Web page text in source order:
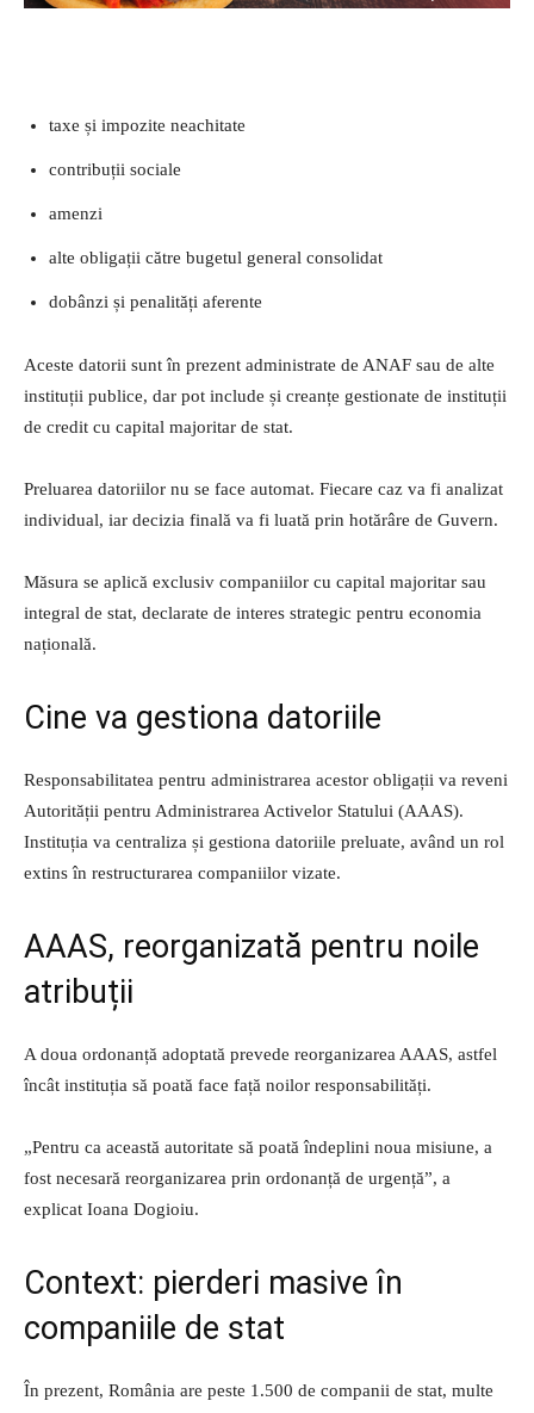
taxe și impozite neachitate
contribuții sociale
amenzi
alte obligații către bugetul general consolidat
dobânzi și penalități aferente
Aceste datorii sunt în prezent administrate de ANAF sau de alte
instituții publice, dar pot include și creanțe gestionate de instituții
de credit cu capital majoritar de stat.
Preluarea datoriilor nu se face automat. Fiecare caz va fi analizat
individual, iar decizia finală va fi luată prin hotărâre de Guvern.
Măsura se aplică exclusiv companiilor cu capital majoritar sau
integral de stat, declarate de interes strategic pentru economia
națională.
Cine va gestiona datoriile
Responsabilitatea pentru administrarea acestor obligații va reveni
Autorității pentru Administrarea Activelor Statului (AAAS).
Instituția va centraliza și gestiona datoriile preluate, având un rol
extins în restructurarea companiilor vizate.
AAAS, reorganizată pentru noile
atribuții
A doua ordonanță adoptată prevede reorganizarea AAAS, astfel
încât instituția să poată face față noilor responsabilități.
„Pentru ca această autoritate să poată îndeplini noua misiune, a
fost necesară reorganizarea prin ordonanță de urgență”, a
explicat Ioana Dogioiu.
Context: pierderi masive în
companiile de stat
În prezent, România are peste 1.500 de companii de stat, multe